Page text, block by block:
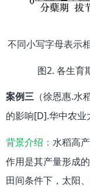
不同小写字母表示
图2. 各生育
案例三 （徐恩惠.
的影响[D].华中农业
背景介绍： 水稻高
作用是其产量形成
田间条件下，太阳